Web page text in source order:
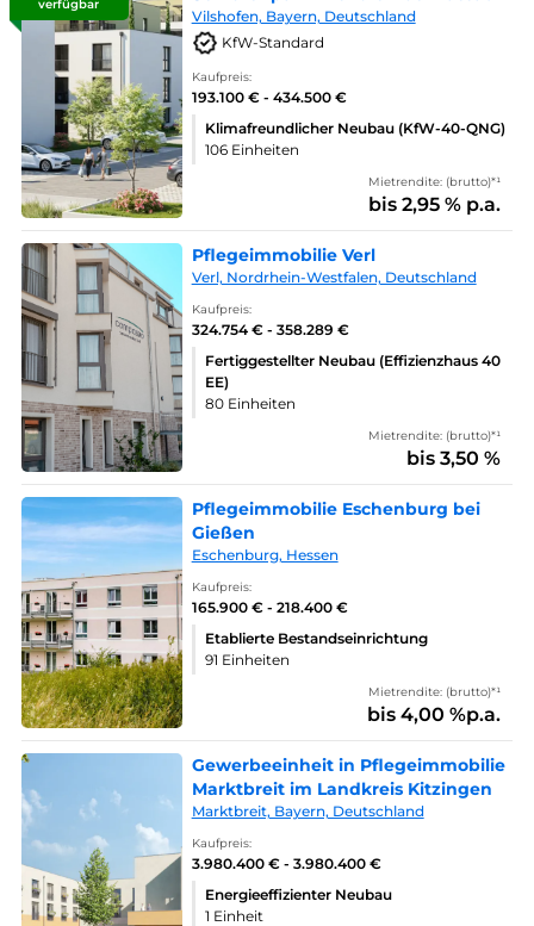
verfügbar
Vilshofen, Bayern, Deutschland
KfW-Standard
Kaufpreis:
193.100 € - 434.500 €
Klimafreundlicher Neubau (KfW-40-QNG)
106 Einheiten
Mietrendite: (brutto)*¹
bis 2,95 % p.a.
Pflegeimmobilie Verl
Verl, Nordrhein-Westfalen, Deutschland
Kaufpreis:
324.754 € - 358.289 €
Fertiggestellter Neubau (Effizienzhaus 40
EE)
80 Einheiten
Mietrendite: (brutto)*¹
bis 3,50 %
Pflegeimmobilie Eschenburg bei
Gießen
Eschenburg, Hessen
Kaufpreis:
165.900 € - 218.400 €
Etablierte Bestandseinrichtung
91 Einheiten
Mietrendite: (brutto)*¹
bis 4,00 %p.a.
Gewerbeeinheit in Pflegeimmobilie
Marktbreit im Landkreis Kitzingen
Marktbreit, Bayern, Deutschland
Kaufpreis:
3.980.400 € - 3.980.400 €
Energieeffizienter Neubau
1 Einheit